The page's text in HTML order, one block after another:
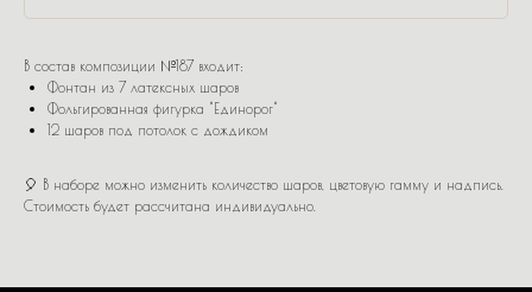
В состав композиции №187 входит:
Фонтан из 7 латексных шаров
Фольгированная фигурка "Единорог"
12 шаров под потолок с дождиком
🎈 В наборе можно изменить количество шаров, цветовую гамму и надпись.
Стоимость будет рассчитана индивидуально.